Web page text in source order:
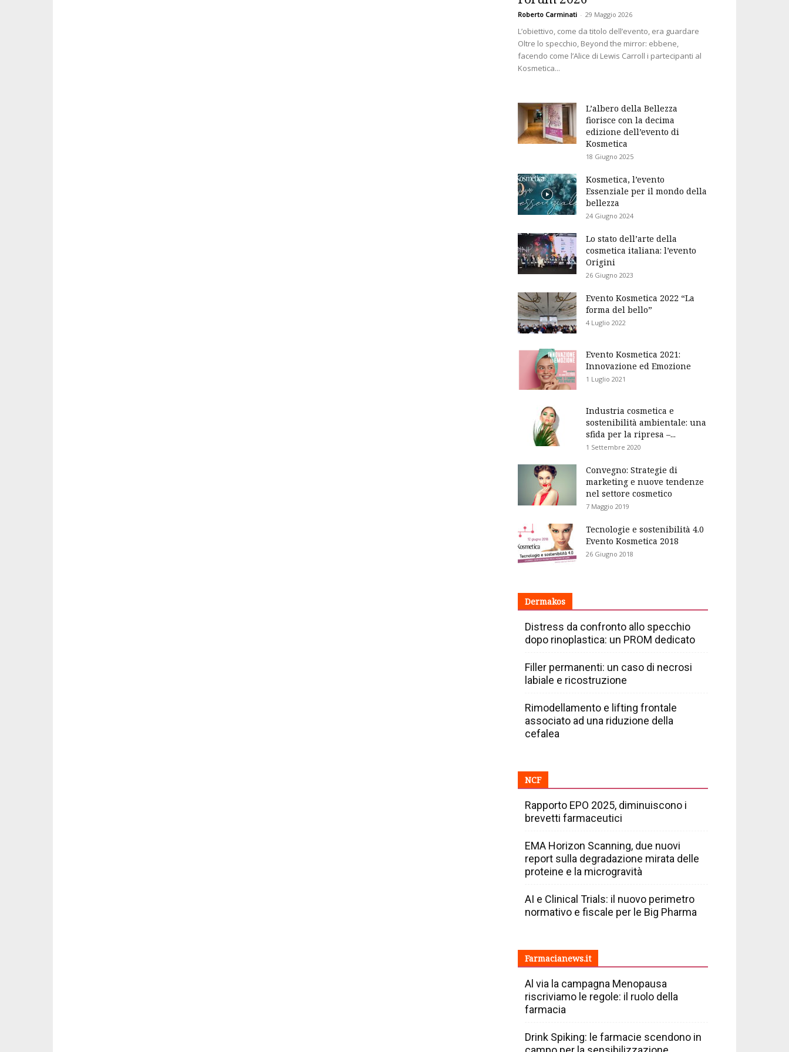
Roberto Carminati - 29 Maggio 2026
L’obiettivo, come da titolo dell’evento, era guardare
Oltre lo specchio, Beyond the mirror: ebbene,
facendo come l’Alice di Lewis Carroll i partecipanti al
Kosmetica...
L’albero della Bellezza
fiorisce con la decima
edizione dell’evento di
Kosmetica
18 Giugno 2025
Kosmetica, l’evento
Essenziale per il mondo della
bellezza
24 Giugno 2024
Lo stato dell’arte della
cosmetica italiana: l’evento
Origini
26 Giugno 2023
Evento Kosmetica 2022 “La
forma del bello”
4 Luglio 2022
Evento Kosmetica 2021:
Innovazione ed Emozione
1 Luglio 2021
Industria cosmetica e
sostenibilità ambientale: una
sfida per la ripresa –...
1 Settembre 2020
Convegno: Strategie di
marketing e nuove tendenze
nel settore cosmetico
7 Maggio 2019
Tecnologie e sostenibilità 4.0
Evento Kosmetica 2018
26 Giugno 2018
Dermakos
Distress da confronto allo specchio
dopo rinoplastica: un PROM dedicato
Filler permanenti: un caso di necrosi
labiale e ricostruzione
Rimodellamento e lifting frontale
associato ad una riduzione della
cefalea
NCF
Rapporto EPO 2025, diminuiscono i
brevetti farmaceutici
EMA Horizon Scanning, due nuovi
report sulla degradazione mirata delle
proteine e la microgravità
AI e Clinical Trials: il nuovo perimetro
normativo e fiscale per le Big Pharma
Farmacianews.it
Al via la campagna Menopausa
riscriviamo le regole: il ruolo della
farmacia
Drink Spiking: le farmacie scendono in